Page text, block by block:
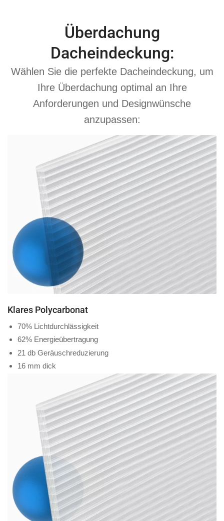
Überdachung
Dacheindeckung:
Wählen Sie die perfekte Dacheindeckung, um
Ihre Überdachung optimal an Ihre
Anforderungen und Designwünsche
anzupassen:
Klares Polycarbonat
70% Lichtdurchlässigkeit
62% Energieübertragung
21 db Geräuschreduzierung
16 mm dick